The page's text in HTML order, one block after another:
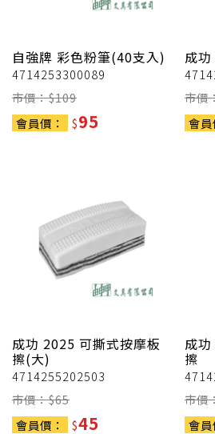
自強牌 彩色粉筆(40支入)
4714253300089
市價：$109
會員價：
$95
成功
市價
會員
成功 2025 可撕式按摩板
擦(大)
4714255202503
市價：$65
會員價：
$45
成功
擦
市價
會員